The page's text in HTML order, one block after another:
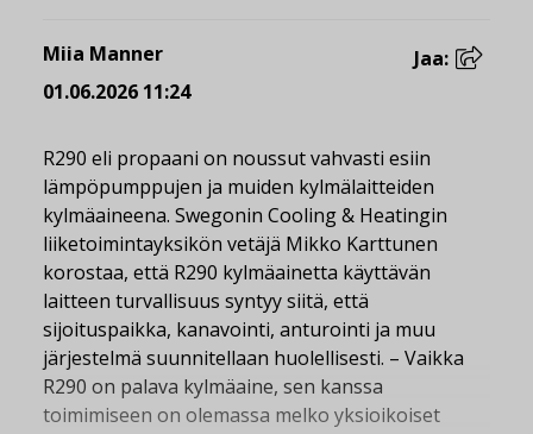
Miia Manner
01.06.2026 11:24
Jaa:
R290 eli propaani on noussut vahvasti esiin
lämpöpumppujen ja muiden kylmälaitteiden
kylmäaineena. Swegonin Cooling & Heatingin
liiketoimintayksikön vetäjä Mikko Karttunen
korostaa, että R290 kylmäainetta käyttävän
laitteen turvallisuus syntyy siitä, että
sijoituspaikka, kanavointi, anturointi ja muu
järjestelmä suunnitellaan huolellisesti. – Vaikka
R290 on palava kylmäaine, sen kanssa
toimimiseen on olemassa melko yksioikoiset